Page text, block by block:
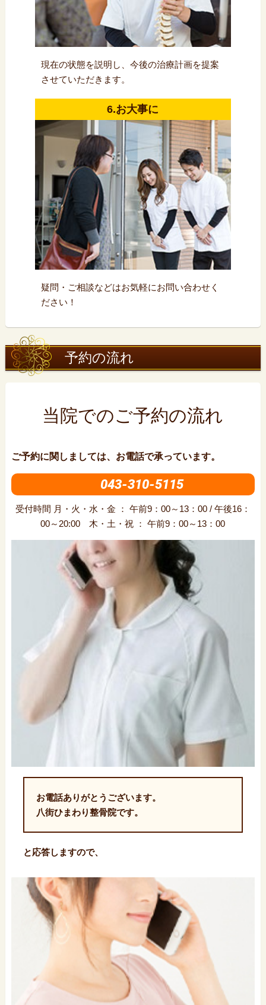
現在の状態を説明し、今後の治療計画を提案
させていただきます。
6.お大事に
疑問・ご相談などはお気軽にお問い合わせく
ださい！
予約の流れ
当院でのご予約の流れ
ご予約に関しましては、お電話で承っています。
043-310-5115
受付時間 月・火・水・金 ： 午前9：00～13：00 / 午後16：
00～20:00 木・土・祝 ： 午前9：00～13：00
お電話ありがとうございます。
八街ひまわり整骨院です。
と応答しますので、